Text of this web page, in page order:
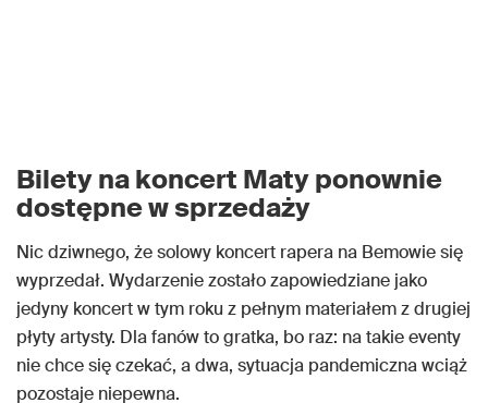
Bilety na koncert Maty ponownie
dostępne w sprzedaży
Nic dziwnego, że solowy koncert rapera na Bemowie się
wyprzedał. Wydarzenie zostało zapowiedziane jako
jedyny koncert w tym roku z pełnym materiałem z drugiej
płyty artysty. Dla fanów to gratka, bo raz: na takie eventy
nie chce się czekać, a dwa, sytuacja pandemiczna wciąż
pozostaje niepewna.